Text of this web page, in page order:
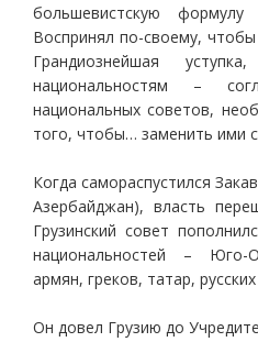
большевистскую
Воспринял по-своему,
Грандиознейшая
национальностям –
национальных советов,
того, чтобы… заменить ими
Когда самораспустился
Азербайджан), власть
Грузинский совет
национальностей – Юго-
армян, греков, татар,
Он довел Грузию до